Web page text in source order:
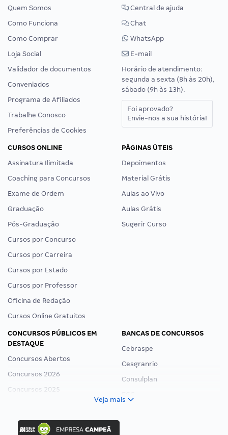
Quem Somos
Como Funciona
Como Comprar
Loja Social
Validador de documentos
Conveniados
Programa de Afiliados
Trabalhe Conosco
Preferências de Cookies
Central de ajuda
Chat
WhatsApp
E-mail
Horário de atendimento:
segunda a sexta (8h às 20h),
sábado (9h às 13h).
Foi aprovado?
Envie-nos a sua história!
CURSOS ONLINE
Assinatura Ilimitada
Coaching para Concursos
Exame de Ordem
Graduação
Pós-Graduação
Cursos por Concurso
Cursos por Carreira
Cursos por Estado
Cursos por Professor
Oficina de Redação
Cursos Online Gratuitos
PÁGINAS ÚTEIS
Depoimentos
Material Grátis
Aulas ao Vivo
Aulas Grátis
Sugerir Curso
CONCURSOS PÚBLICOS EM
DESTAQUE
Concursos Abertos
Concursos 2026
Concursos 2025
Concurso Ibama
BANCAS DE CONCURSOS
Cebraspe
Cesgranrio
Consulplan
Veja mais